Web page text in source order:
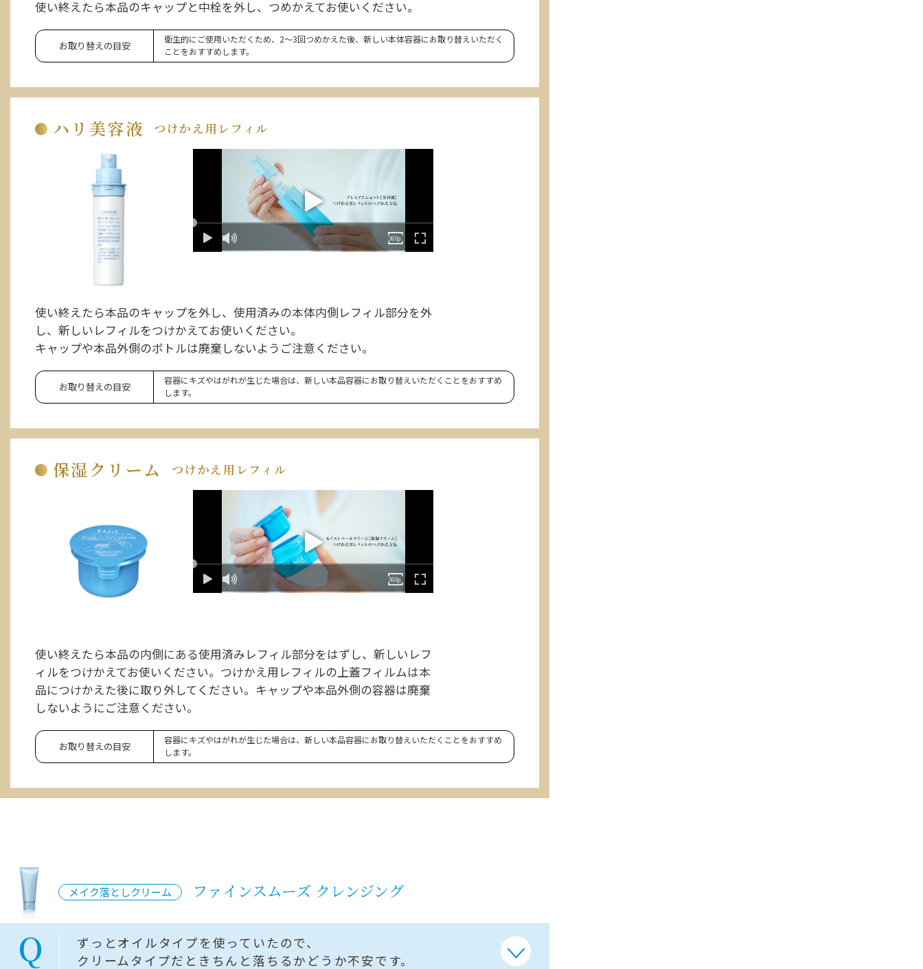
使い終えたら本品のキャップと中栓を外し、つめかえてお使いください。
お取り替えの目安​
衛生的にご使用いただくため、2〜3回つめかえた後、新しい本体容器にお取り替えいただく
ことをおすすめします。
ハリ美容液 つけかえ用レフィル
使い終えたら本品のキャップを外し、使用済みの本体内側レフィル部分を外
し、新しいレフィルをつけかえてお使いください。
キャップや本品外側のボトルは廃棄しないようご注意ください。
お取り替えの目安​
容器にキズやはがれが生じた場合は、新しい本品容器にお取り替えいただくことをおすすめ
します。
保湿クリーム つけかえ用レフィル
使い終えたら本品の内側にある使用済みレフィル部分をはずし、新しいレフ
ィルをつけかえてお使いください。つけかえ用レフィルの上蓋フィルムは本
品につけかえた後に取り外してください。キャップや本品外側の容器は廃棄
しないようにご注意ください。
お取り替えの目安​
容器にキズやはがれが生じた場合は、新しい本品容器にお取り替えいただくことをおすすめ
します。
メイク落としクリーム ファインスムーズ クレンジング
Q
ずっとオイルタイプを使っていたので、
クリームタイプだときちんと落ちるかどうか不安です。